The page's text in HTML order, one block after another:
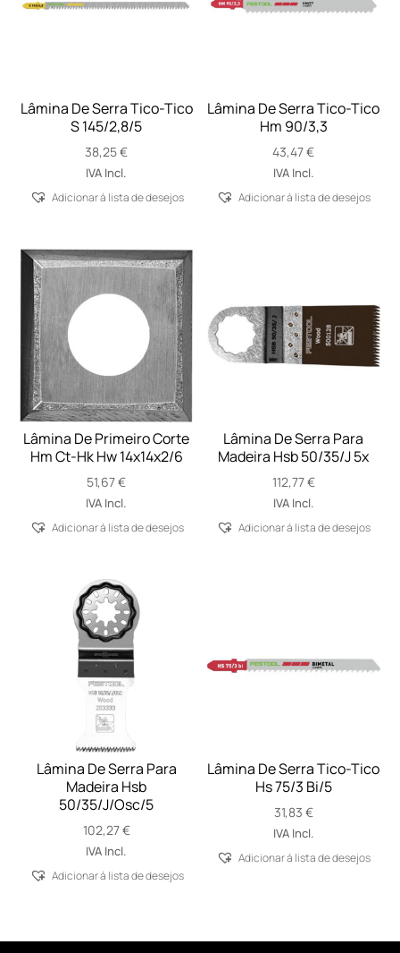
Lâmina De Serra Tico-Tico
S 145/2,8/5
38,25€
IVA Incl.
Adicionar á lista de desejos
Lâmina De Serra Tico-Tico
Hm 90/3,3
43,47€
IVA Incl.
Adicionar á lista de desejos
Lâmina De Primeiro Corte
Hm Ct-Hk Hw 14x14x2/6
51,67€
IVA Incl.
Adicionar á lista de desejos
Lâmina De Serra Para
Madeira Hsb 50/35/J 5x
112,77€
IVA Incl.
Adicionar á lista de desejos
Lâmina De Serra Para
Madeira Hsb
50/35/J/Osc/5
102,27€
IVA Incl.
Adicionar á lista de desejos
Lâmina De Serra Tico-Tico
Hs 75/3 Bi/5
31,83 €
IVA Incl.
Adicionar á lista de desejos